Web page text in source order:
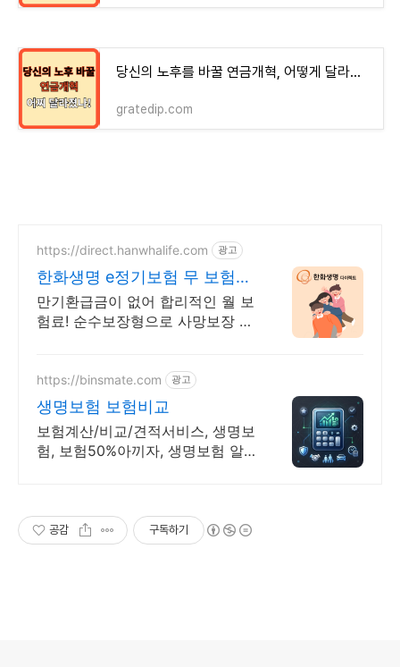
당신의 노후를 바꿀 연금개혁, 어떻게 달라졌나?
gratedip.com
https://direct.hanwhalife.com 광고
한화생명 e정기보험 무 보험료
간편계산
만기환급금이 없어 합리적인 월 보
험료! 순수보장형으로 사망보장 준
https://binsmate.com 광고
생명보험 보험비교
보험계산/비교/견적서비스, 생명보
험, 보험50%아끼자, 생명보험 알
공감 구독하기